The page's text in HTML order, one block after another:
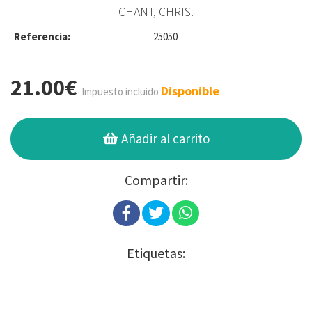
CHANT, CHRIS.
Referencia: 25050
21.00€ Impuesto incluido Disponible
Añadir al carrito
Compartir:
Etiquetas: